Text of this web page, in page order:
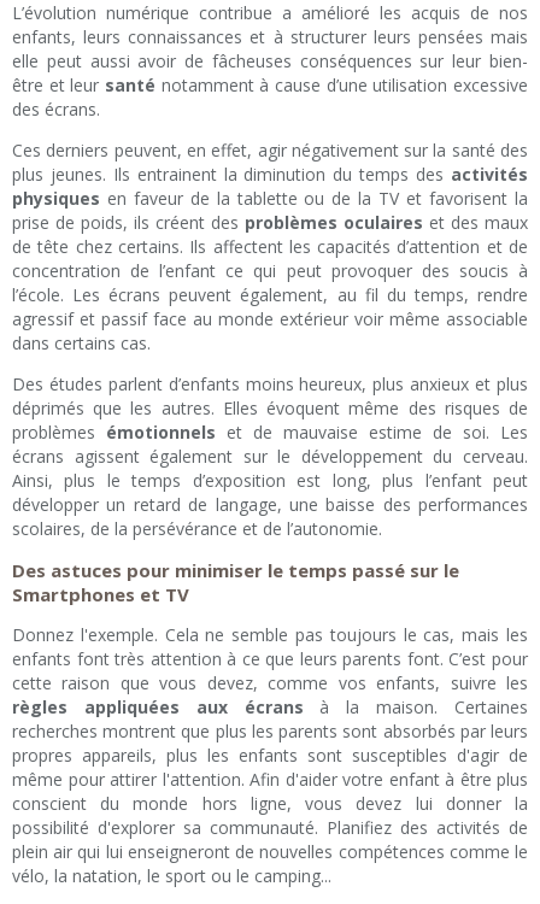
L’évolution numérique contribue a amélioré les acquis de nos
enfants, leurs connaissances et à structurer leurs pensées mais
elle peut aussi avoir de fâcheuses conséquences sur leur bien-
être et leur santé notamment à cause d’une utilisation excessive
des écrans.
Ces derniers peuvent, en effet, agir négativement sur la santé des
plus jeunes. Ils entrainent la diminution du temps des activités
physiques en faveur de la tablette ou de la TV et favorisent la
prise de poids, ils créent des problèmes oculaires et des maux
de tête chez certains. Ils affectent les capacités d’attention et de
concentration de l’enfant ce qui peut provoquer des soucis à
l’école. Les écrans peuvent également, au fil du temps, rendre
agressif et passif face au monde extérieur voir même associable
dans certains cas.
Des études parlent d’enfants moins heureux, plus anxieux et plus
déprimés que les autres. Elles évoquent même des risques de
problèmes émotionnels et de mauvaise estime de soi. Les
écrans agissent également sur le développement du cerveau.
Ainsi, plus le temps d’exposition est long, plus l’enfant peut
développer un retard de langage, une baisse des performances
scolaires, de la persévérance et de l’autonomie.
Des astuces pour minimiser le temps passé sur le
Smartphones et TV
Donnez l'exemple. Cela ne semble pas toujours le cas, mais les
enfants font très attention à ce que leurs parents font. C’est pour
cette raison que vous devez, comme vos enfants, suivre les
règles appliquées aux écrans à la maison. Certaines
recherches montrent que plus les parents sont absorbés par leurs
propres appareils, plus les enfants sont susceptibles d'agir de
même pour attirer l'attention. Afin d'aider votre enfant à être plus
conscient du monde hors ligne, vous devez lui donner la
possibilité d'explorer sa communauté. Planifiez des activités de
plein air qui lui enseigneront de nouvelles compétences comme le
vélo, la natation, le sport ou le camping...